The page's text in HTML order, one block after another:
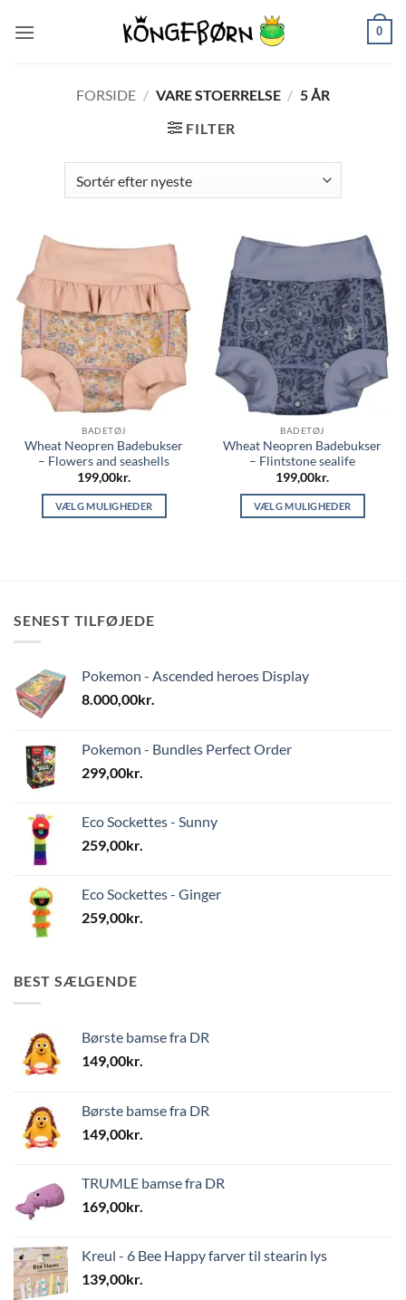
0
FORSIDE / VARE STOERRELSE / 5 ÅR
FILTER
BADETØJ
Wheat Neopren Badebukser
– Flowers and seashells
199,00kr.
VÆLG MULIGHEDER
Mulighederne
på
varesiden
BADETØJ
Wheat Neopren Badebukser
– Flintstone sealife
199,00kr.
VÆLG MULIGHEDER
på
SENEST TILFØJEDE
Pokemon - Ascended heroes Display
8.000,00kr.
Pokemon - Bundles Perfect Order
299,00kr.
Eco Sockettes - Sunny
259,00kr.
Eco Sockettes - Ginger
259,00kr.
BEST SÆLGENDE
Børste bamse fra DR
149,00kr.
Børste bamse fra DR
149,00kr.
TRUMLE bamse fra DR
169,00kr.
Kreul - 6 Bee Happy farver til stearin lys
139,00kr.